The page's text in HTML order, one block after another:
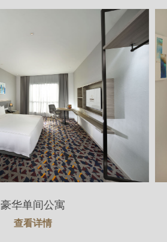
豪华单间公寓
查看详情